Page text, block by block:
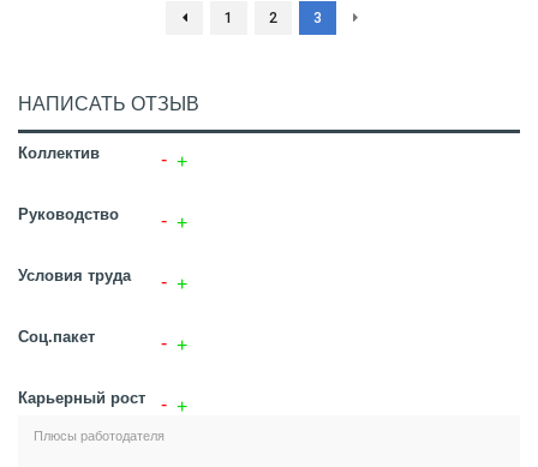
1 2 3
НАПИСАТЬ ОТЗЫВ
Коллектив
Руководство
Условия труда
Соц.пакет
Карьерный рост